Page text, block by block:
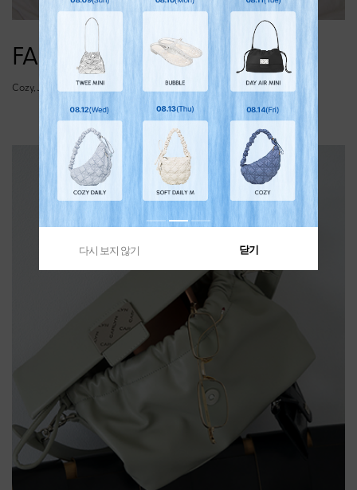
FABRIC LINE
Cozy, Joy, Soft, Luke, Lane, Cushy
다시 보지 않기 닫기